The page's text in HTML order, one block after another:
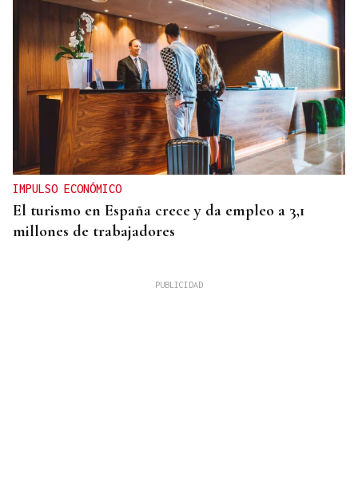
IMPULSO ECONÓMICO
El turismo en España crece y da empleo a 3,1
millones de trabajadores